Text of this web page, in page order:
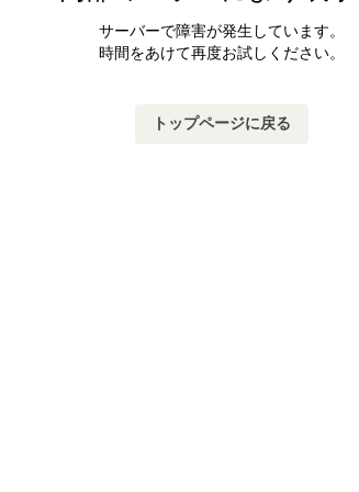
サーバーで障害が発生しています。
時間をあけて再度お試しください。
トップページに戻る